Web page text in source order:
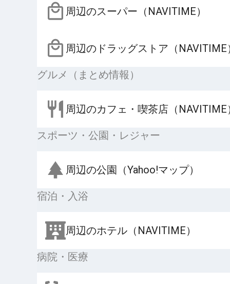
周辺のスーパー（NAVITIME）
周辺のドラッグストア（NAVITIME
グルメ（まとめ情報）
周辺のカフェ・喫茶店（NAVITIME
スポーツ・公園・レジャー
周辺の公園（Yahoo!マップ）
宿泊・入浴
周辺のホテル（NAVITIME）
病院・医療